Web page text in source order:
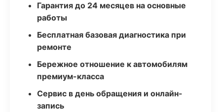
Гарантия до 24 месяцев на основные
работы
Бесплатная базовая диагностика при
ремонте
Бережное отношение к автомобилям
премиум-класса
Сервис в день обращения и онлайн-
запись